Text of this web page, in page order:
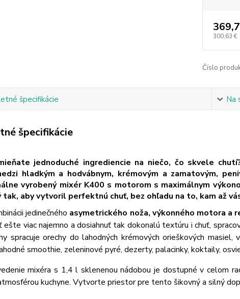
300,63 €
Číslo
špecifikácie Na
špecifikácie
jednoduché ingrediencie na niečo, čo skvele
hladkým a hodvábnym, krémovým a zamatovým,
vyrobený mixér K400 s motorom s maximálnym
tak, aby vytvoril perfektnú chuť, bez ohľadu na to, kam až
jedinečného asymetrického noža, výkonného motora a
ešte viac najemno a dosiahnuť tak dokonalú textúru i chuť,
spracuje orechy do lahodných krémových orieškových
smoothie, zeleninové pyré, dezerty, palacinky, koktaily,
mixéra s 1,4 l sklenenou nádobou je dostupné v celom
kuchyne. Vytvorte priestor pre tento šikovný a silný